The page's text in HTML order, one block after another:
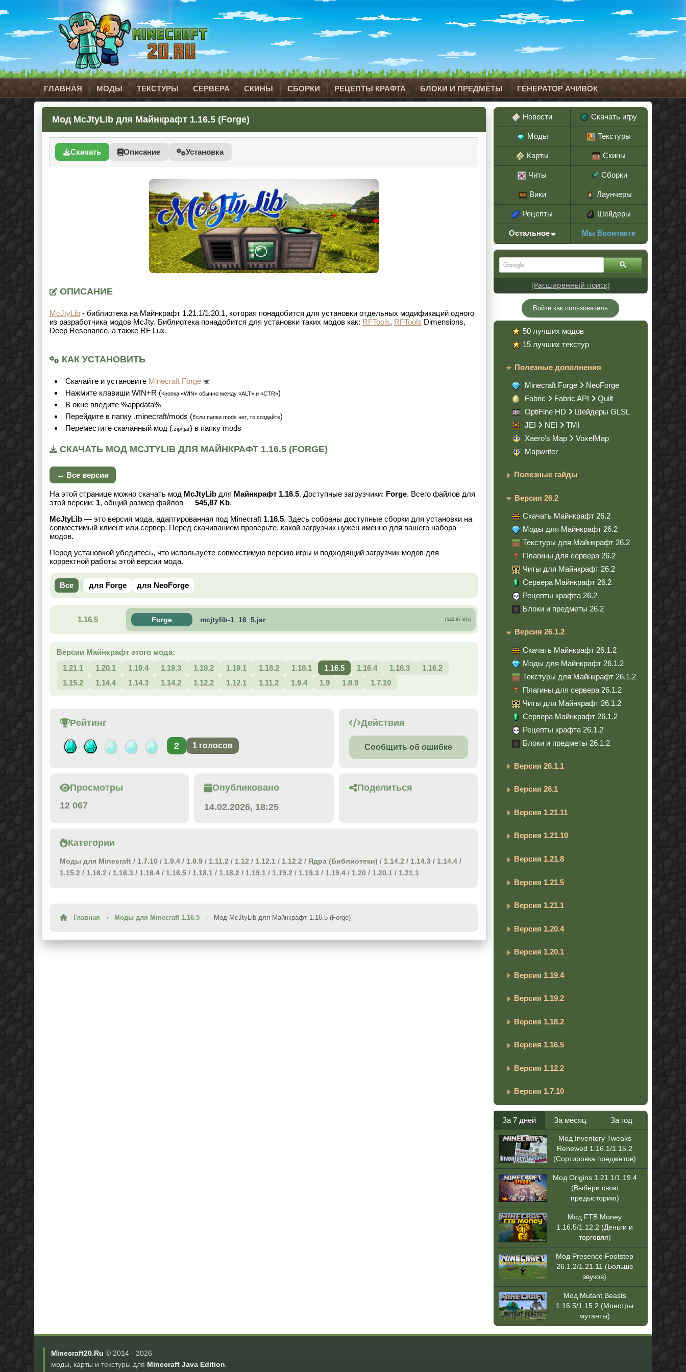
ГЛАВНАЯ МОДЫ ТЕКСТУРЫ СЕРВЕРА СКИНЫ СБОРКИ РЕЦЕПТЫ КРАФТА БЛОКИ И ПРЕДМЕТЫ ГЕНЕРАТОР АЧИВОК
Мод McJtyLib для Майнкрафт 1.16.5 (Forge)
Скачать Описание Установка
ОПИСАНИЕ
McJtyLib - библиотека на Майнкрафт 1.21.1/1.20.1, которая понадобится для установки отдельных модификаций одного
из разработчика модов McJty. Библиотека понадобится для установки таких модов как: RFTools, RFTools Dimensions,
Deep Resonance, а также RF Lux.
КАК УСТАНОВИТЬ
Cкачайте и установите Minecraft Forge
Нажмите клавиши WIN+R (Кнопка «WIN» обычно между «ALT» и «CTR»)
В окне введите %appdata%
Перейдите в папку .minecraft/mods (Если папки mods нет, то создайте)
Переместите скачанный мод ( .zip/.jar) в папку mods
СКАЧАТЬ МОД MCJTYLIB ДЛЯ МАЙНКРАФТ 1.16.5 (FORGE)
← Все версии
На этой странице можно скачать мод McJtyLib для Майнкрафт 1.16.5. Доступные загрузчики: Forge. Всего файлов для
этой версии: 1, общий размер файлов — 545,87 Kb.
McJtyLib — это версия мода, адаптированная под Minecraft 1.16.5. Здесь собраны доступные сборки для установки на
совместимый клиент или сервер. Перед скачиванием проверьте, какой загрузчик нужен именно для вашего набора
модов.
Перед установкой убедитесь, что используете совместимую версию игры и подходящий загрузчик модов для
корректной работы этой версии мода.
Все для Forge для NeoForge
1.16.5 Forge mcjtylib-1_16_5.jar [545,87 Kb]
Версии Майнкрафт этого мода:
1.21.1
1.20.1 1.19.4 1.19.3 1.19.2 1.19.1 1.18.2 1.18.1 1.16.5 1.16.4 1.16.3
1.16.2
1.15.2
1.14.4 1.14.3 1.14.2 1.12.2 1.12.1 1.11.2 1.9.4 1.9 1.8.9 1.7.10
Рейтинг
2 1 голосов
Действия
Сообщить об ошибке
Просмотры
12 067
Опубликовано
14.02.2026, 18:25
Поделиться
Категории
Моды для Minecraft / 1.7.10 / 1.9.4 / 1.8.9 / 1.11.2 / 1.12 / 1.12.1 / 1.12.2 / Ядра (Библиотеки) / 1.14.2 / 1.14.3 / 1.14.4 /
1.15.2 / 1.16.2 / 1.16.3 / 1.16.4 / 1.16.5 / 1.18.1 / 1.18.2 / 1.19.1 / 1.19.2 / 1.19.3 / 1.19.4 / 1.20 / 1.20.1 / 1.21.1
Главная › Моды для Minecraft 1.16.5 › Мод McJtyLib для Майнкрафт 1.16.5 (Forge)
Новости Скачать игру
Моды Текстуры
Карты Скины
Читы Сборки
Вики Лаунчеры
Рецепты Шейдеры
Остальное Мы Вконтакте
[Расширенный поиск]
Войти как пользователь
50 лучших модов
15 лучших текстур
Полезные дополнения
Minecraft Forge
NeoForge
Fabric
Fabric API
Quilt
OptiFine HD
Шейдеры GLSL
JEI
NEI
TMI
Xaero’s Map
VoxelMap
Mapwriter
Полезные гайды
Версия 26.2
Скачать Майнкрафт 26.2
Моды для Майнкрафт 26.2
Текстуры для Майнкрафт 26.2
Плагины для сервера 26.2
Читы для Майнкрафт 26.2
Сервера Майнкрафт 26.2
Рецепты крафта 26.2
Блоки и предметы 26.2
Версия 26.1.2
Скачать Майнкрафт 26.1.2
Моды для Майнкрафт 26.1.2
Текстуры для Майнкрафт 26.1.2
Плагины для сервера 26.1.2
Читы для Майнкрафт 26.1.2
Сервера Майнкрафт 26.1.2
Рецепты крафта 26.1.2
Блоки и предметы 26.1.2
Версия 26.1.1
Версия 26.1
Версия 1.21.11
Версия 1.21.10
Версия 1.21.8
Версия 1.21.5
Версия 1.21.1
Версия 1.20.4
Версия 1.20.1
Версия 1.19.4
Версия 1.19.2
Версия 1.18.2
Версия 1.16.5
Версия 1.12.2
Версия 1.7.10
За 7 дней За месяц За год
Мод Inventory Tweaks
Renewed 1.16.1/1.15.2
(Сортировка предметов)
Мод Origins 1.21.1/1.19.4
(Выбери свою
предысторию)
Мод FTB Money
1.16.5/1.12.2 (Деньги и
торговля)
Мод Presence Footstep
26.1.2/1.21.11 (Больше
звуков)
Мод Mutant Beasts
1.16.5/1.15.2 (Монстры
мутанты)
Minecraft20.Ru © 2014 - 2026
моды, карты и текстуры для Minecraft Java Edition